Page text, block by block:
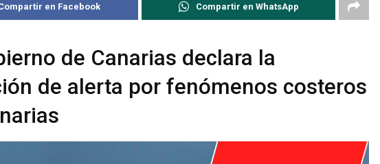
en Facebook Compartir en WhatsApp
de Canarias declara la
de alerta por fenómenos costeros